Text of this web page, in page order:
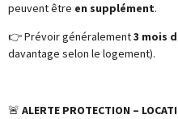
peuvent être en supplément.
👉 Prévoir généralement3 mois
davantage selon le logement).
🚨 ALERTE PROTECTION –